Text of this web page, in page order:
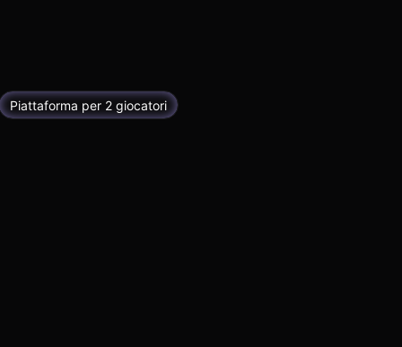
Piattaforma per 2 giocatori